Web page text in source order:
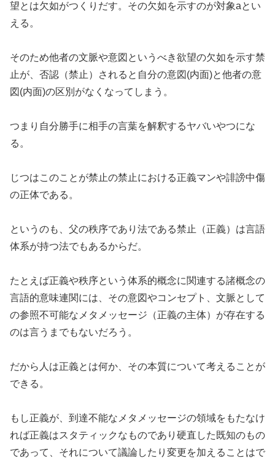
望とは欠如がつくりだす。その欠如を示すのが対象aとい
える。
そのため他者の文脈や意図というべき欲望の欠如を示す禁
止が、否認（禁止）されると自分の意図(内面)と他者の意
図(内面)の区別がなくなってしまう。
つまり自分勝手に相手の言葉を解釈するヤバいやつにな
る。
じつはこのことが禁止の禁止における正義マンや誹謗中傷
の正体である。
というのも、父の秩序であり法である禁止（正義）は言語
体系が持つ法でもあるからだ。
たとえば正義や秩序という体系的概念に関連する諸概念の
言語的意味連関には、その意図やコンセプト、文脈として
の参照不可能なメタメッセージ（正義の主体）が存在する
のは言うまでもないだろう。
だから人は正義とは何か、その本質について考えることが
できる。
もし正義が、到達不能なメタメッセージの領域をもたなけ
れば正義はスタティックなものであり硬直した既知のもの
であって、それについて議論したり変更を加えることはで